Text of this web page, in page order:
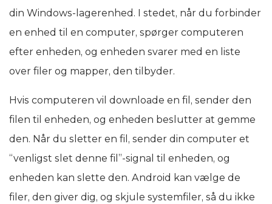
din Windows-lagerenhed. I stedet, når du forbinder
en enhed til en computer, spørger computeren
efter enheden, og enheden svarer med en liste
over filer og mapper, den tilbyder.
Hvis computeren vil downloade en fil, sender den
filen til enheden, og enheden beslutter at gemme
den. Når du sletter en fil, sender din computer et
“venligst slet denne fil”-signal til enheden, og
enheden kan slette den. Android kan vælge de
filer, den giver dig, og skjule systemfiler, så du ikke